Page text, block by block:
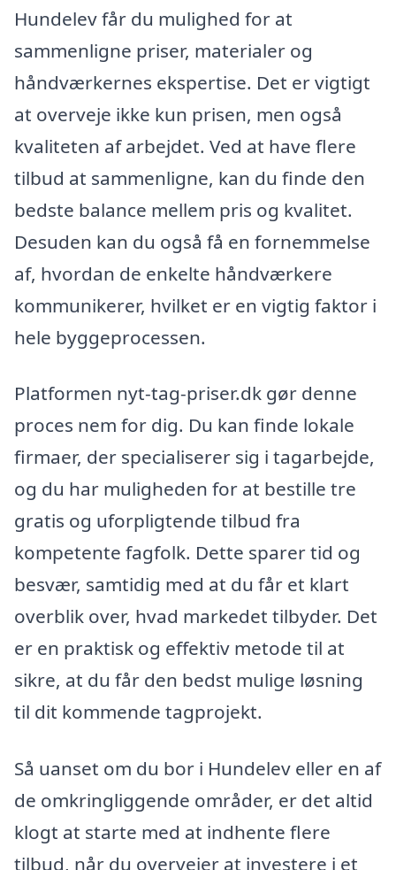
Hundelev får du mulighed for at
sammenligne priser, materialer og
håndværkernes ekspertise. Det er vigtigt
at overveje ikke kun prisen, men også
kvaliteten af arbejdet. Ved at have flere
tilbud at sammenligne, kan du finde den
bedste balance mellem pris og kvalitet.
Desuden kan du også få en fornemmelse
af, hvordan de enkelte håndværkere
kommunikerer, hvilket er en vigtig faktor i
hele byggeprocessen.
Platformen nyt-tag-priser.dk gør denne
proces nem for dig. Du kan finde lokale
firmaer, der specialiserer sig i tagarbejde,
og du har muligheden for at bestille tre
gratis og uforpligtende tilbud fra
kompetente fagfolk. Dette sparer tid og
besvær, samtidig med at du får et klart
overblik over, hvad markedet tilbyder. Det
er en praktisk og effektiv metode til at
sikre, at du får den bedst mulige løsning
til dit kommende tagprojekt.
Så uanset om du bor i Hundelev eller en af
de omkringliggende områder, er det altid
klogt at starte med at indhente flere
tilbud, når du overvejer at investere i et